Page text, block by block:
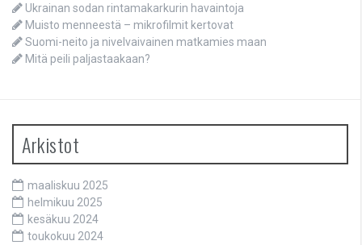
Ukrainan sodan rintamakarkurin havaintoja
Muisto menneestä – mikrofilmit kertovat
Suomi-neito ja nivelvaivainen matkamies maan
Mitä peili paljastaakaan?
Arkistot
maaliskuu 2025
helmikuu 2025
kesäkuu 2024
toukokuu 2024